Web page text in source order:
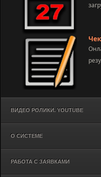
ВИДЕО РОЛИКИ. YOUTUBE
О СИСТЕМЕ
РАБОТА С ЗАЯВКАМИ